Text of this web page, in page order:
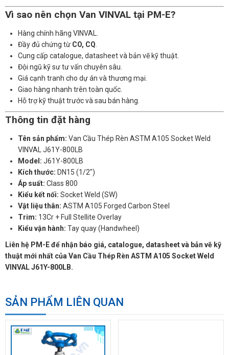
Vì sao nên chọn Van VINVAL tại PM-E?
Hàng chính hãng VINVAL.
Đầy đủ chứng từ CO, CQ
Cung cấp catalogue, datasheet và bản vẽ kỹ thuật.
Đội ngũ kỹ sư tư vấn chuyên sâu.
Giá cạnh tranh cho dự án và thương mại.
Giao hàng nhanh trên toàn quốc.
Hỗ trợ kỹ thuật trước và sau bán hàng.
Thông tin đặt hàng
Tên sản phẩm: Van Cầu Thép Rèn ASTM A105 Socket Weld
VINVAL J61Y-800LB
Model: J61Y-800LB
Kích thước: DN15 (1/2")
Áp suất: Class 800
Kiểu kết nối: Socket Weld (SW)
Vật liệu thân: ASTM A105 Forged Carbon Steel
Trim: 13Cr + Full Stellite Overlay
Kiểu vận hành: Tay quay (Handwheel)
Liên hệ PM-E để nhận báo giá, catalogue, datasheet và bản vẽ kỹ
thuật mới nhất của Van Cầu Thép Rèn ASTM A105 Socket Weld
VINVAL J61Y-800LB.
SẢN PHẨM LIÊN QUAN